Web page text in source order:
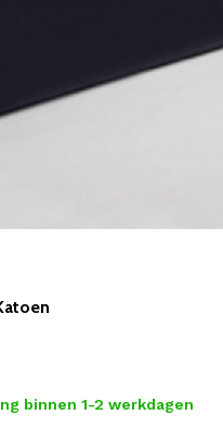
binnen 1-2 werkdagen